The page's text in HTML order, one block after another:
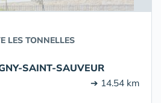
LES TONNELLES
SAINT-SAUVEUR
➔ 14.54 km